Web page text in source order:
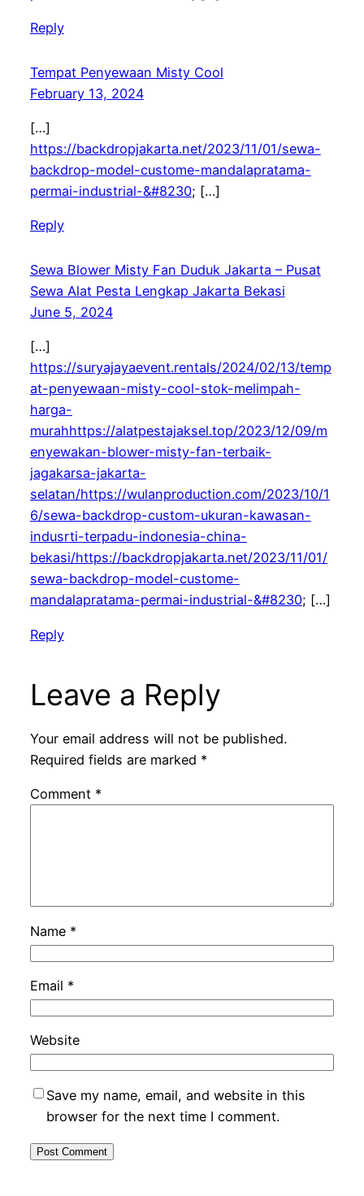
Reply
Tempat Penyewaan Misty Cool
February 13, 2024
[…]
https://backdropjakarta.net/2023/11/01/sewa-
backdrop-model-custome-mandalapratama-
permai-industrial-&#8230; […]
Reply
Sewa Blower Misty Fan Duduk Jakarta – Pusat
Sewa Alat Pesta Lengkap Jakarta Bekasi
June 5, 2024
[…]
https://suryajayaevent.rentals/2024/02/13/temp
at-penyewaan-misty-cool-stok-melimpah-
harga-
murahhttps://alatpestajaksel.top/2023/12/09/m
enyewakan-blower-misty-fan-terbaik-
jagakarsa-jakarta-
selatan/https://wulanproduction.com/2023/10/1
6/sewa-backdrop-custom-ukuran-kawasan-
indusrti-terpadu-indonesia-china-
bekasi/https://backdropjakarta.net/2023/11/01/
sewa-backdrop-model-custome-
mandalapratama-permai-industrial-&#8230; […]
Reply
Leave a Reply
Your email address will not be published.
Required fields are marked *
Comment *
Name *
Email *
Website
Save my name, email, and website in this
browser for the next time I comment.